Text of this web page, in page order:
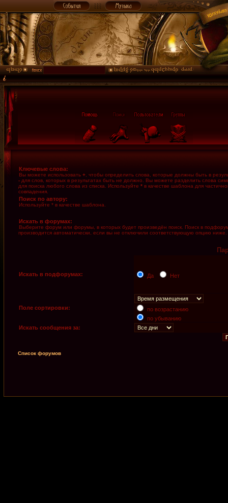
Ключевые слова:
Вы можете использовать + , чтобы определить слова, которые должны быть в
- для слов, которых в результатах быть не должно. Вы можете разделить слова
для поиска любого слова из списка. Используйте * в качестве шаблона для
совпадения.
Поиск по автору:
Используйте * в качестве шаблона.
Искать в форумах:
Выберите форум или форумы, в которых будет произведён поиск. Поиск в
производится автоматически, если вы не отключили соответствующую опцию ниже.
Искать в подфорумах: Да Нет
Поле сортировки:
по возрастанию
по убыванию
Искать сообщения за:
Список форумов